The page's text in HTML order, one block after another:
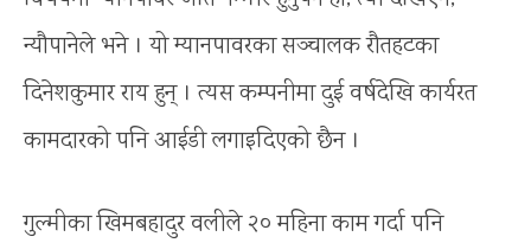
न्यौपानेले भने । यो म्यानपावरका सञ्चालक रौतहटका
दिनेशकुमार राय हुन् । त्यस कम्पनीमा दुई वर्षदेखि कार्यरत
कामदारको पनि आईडी लगाइदिएको छैन ।
गुल्मीका खिमबहादुर वलीले २० महिना काम गर्दा पनि